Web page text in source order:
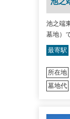
池之端
墓地）
最寄駅
所在地
墓地代